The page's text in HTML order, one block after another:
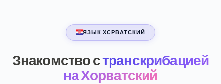
ЯЗЫК ХОРВАТСКИЙ
Знакомство странскрибацией
на Хорватский